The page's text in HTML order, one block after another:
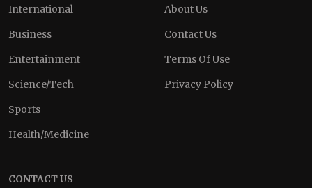
International
Business
Entertainment
Science/Tech
Sports
Health/Medicine
About Us
Contact Us
Terms Of Use
Privacy Policy
CONTACT US